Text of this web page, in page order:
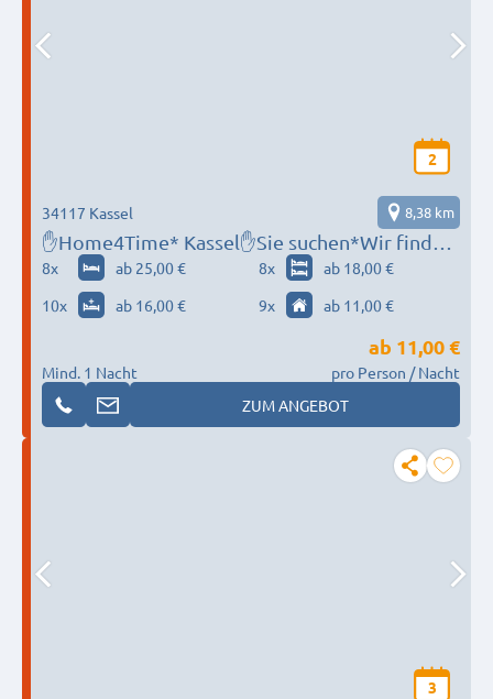
2
✋Home4Time* Kassel✋Sie suchen*Wir finden
✋
34117 Kassel 8,38 km
8x ab 25,00 € 8x
ab 18,00 €
10x ab 16,00 € 9x ab 11,00 €
Mind. 1 Nacht
ab 11,00 €
pro Person / Nacht
ZUM ANGEBOT
3